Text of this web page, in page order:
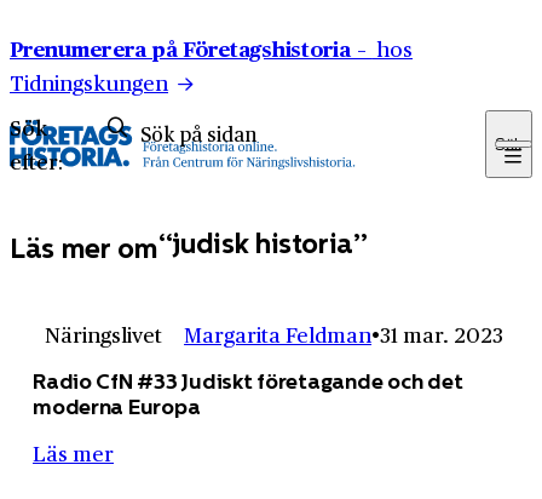
Prenumerera på Företagshistoria – hos
Tidningskungen
Sök
efter:
Sök
Läs mer om judisk historia
Näringslivet Margarita Feldman 31 mar. 2023
Radio CfN #33 Judiskt företagande och det
moderna Europa
Läs mer